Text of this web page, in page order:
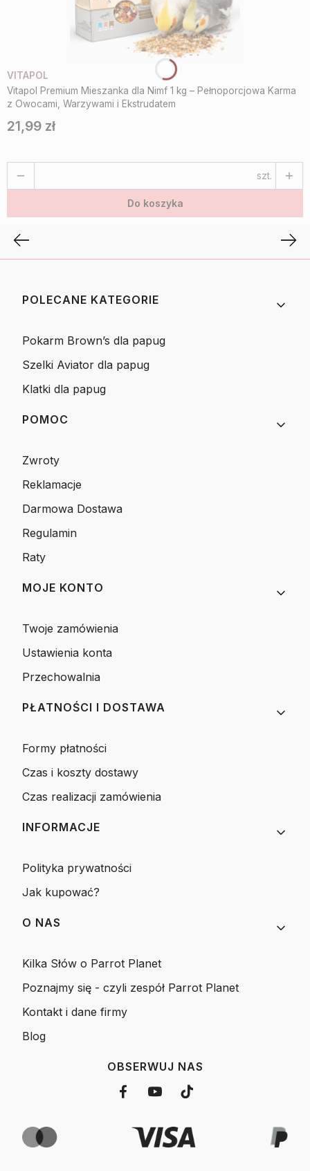
VITAPOL
Vitapol Premium Mieszanka dla Nimf 1 kg – Pełnoporcjowa Karma
z Owocami, Warzywami i Ekstrudatem
Cena
21,99 zł
szt.
Do koszyka
Linki w stopce
POLECANE KATEGORIE
Pokarm Brown’s dla papug
Szelki Aviator dla papug
Klatki dla papug
POMOC
Zwroty
Reklamacje
Darmowa Dostawa
Regulamin
Raty
MOJE KONTO
Twoje zamówienia
Ustawienia konta
Przechowalnia
PŁATNOŚCI I DOSTAWA
Formy płatności
Czas i koszty dostawy
Czas realizacji zamówienia
INFORMACJE
Polityka prywatności
Jak kupować?
O NAS
Kilka Słów o Parrot Planet
Poznajmy się - czyli zespół Parrot Planet
Kontakt i dane firmy
Blog
OBSERWUJ NAS